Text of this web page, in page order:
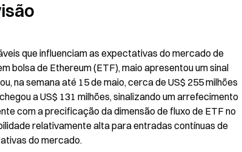
que influenciam as expectativas do mercado de
bolsa de Ethereum (ETF), maio apresentou um sinal
na semana até 15 de maio, cerca de US$ 255 milhões
a US$ 131 milhões, sinalizando um arrefecimento
com a precificação da dimensão de fluxo de ETF no
relativamente alta para entradas contínuas de
do mercado.